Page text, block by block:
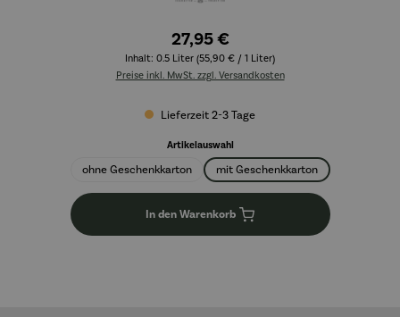
27,95 €
Inhalt: 0.5 Liter (55,90 € / 1 Liter)
Preise inkl. MwSt. zzgl. Versandkosten
Lieferzeit 2-3 Tage
Artikelauswahlauswählen
ohne Geschenkkarton mit Geschenkkarton
In den Warenkorb